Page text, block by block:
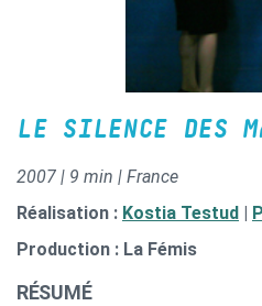
LE SILENCE DES
2007 | 9 min | France
Réalisation : Kostia Testud
Production : La Fémis
RÉSUMÉ